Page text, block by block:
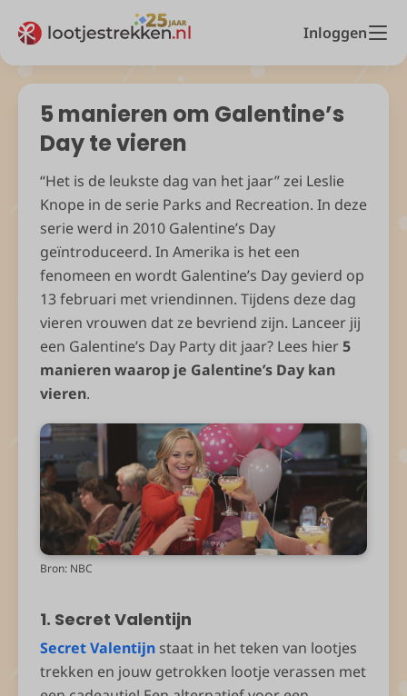
Inloggen
5 manieren om Galentine’s
Day te vieren
“Het is de leukste dag van het jaar” zei Leslie
Knope in de serie Parks and Recreation. In deze
serie werd in 2010 Galentine’s Day
geïntroduceerd. In Amerika is het een
fenomeen en wordt Galentine’s Day gevierd op
13 februari met vriendinnen. Tijdens deze dag
vieren vrouwen dat ze bevriend zijn. Lanceer jij
een Galentine’s Day Party dit jaar? Lees hier5
manieren waarop je Galentine’s Day kan
vieren.
Bron: NBC
1. Secret Valentijn
Secret Valentijn staat in het teken van lootjes
trekken en jouw getrokken lootje verassen met